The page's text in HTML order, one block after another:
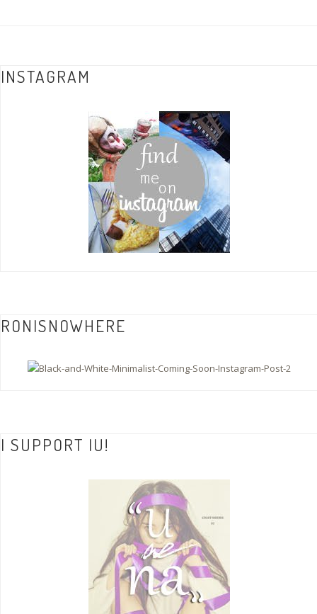
INSTAGRAM
RONISNOWHERE
I SUPPORT IU!